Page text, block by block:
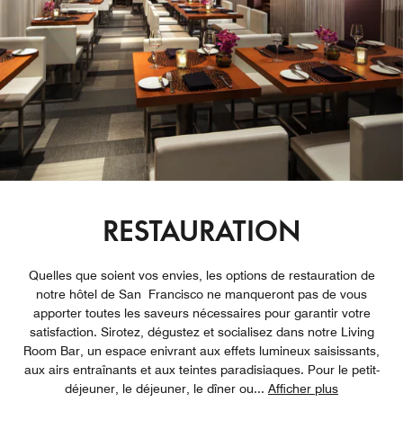
RESTAURATION
Quelles que soient vos envies, les options de restauration de
notre hôtel de San Francisco ne manqueront pas de vous
apporter toutes les saveurs nécessaires pour garantir votre
satisfaction. Sirotez, dégustez et socialisez dans notre Living
Room Bar, un espace enivrant aux effets lumineux saisissants,
aux airs entraînants et aux teintes paradisiaques. Pour le petit-
déjeuner, le déjeuner, le dîner ou... Afficher plus